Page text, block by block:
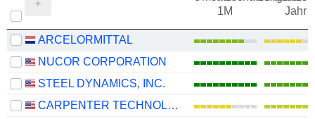
1M
Jahr
ARCELORMITTAL
NUCOR CORPORATION
STEEL DYNAMICS, INC.
CARPENTER TECHNOLOGY CORPORATION